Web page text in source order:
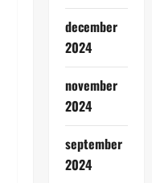
december
2024
november
2024
september
2024